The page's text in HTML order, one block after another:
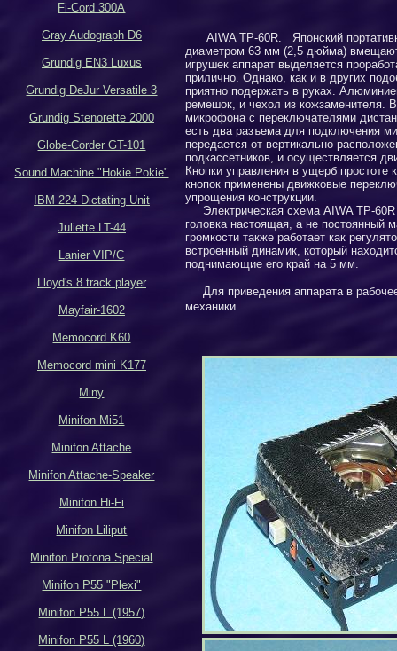
Fi-Cord 300A
Gray Audograph D6
Grundig EN3 Luxus
Grundig DeJur Versatile 3
Grundig Stenorette 2000
Globe-Corder GT-101
Sound Machine "Hokie Pokie"
IBM 224 Dictating Unit
Juliette LT-44
Lanier VIP/C
Lloyd's 8 track player
Mayfair-1602
Memocord K60
Memocord mini K177
Miny
Minifon Mi51
Minifon Attache
Minifon Attache-Speaker
Minifon Hi-Fi
Minifon Liliput
Minifon Protona Special
Minifon P55 "Plexi"
Minifon P55 L (1957)
Minifon P55 L (1960)
AIWA TP-60R. Японский
диаметром 63 мм (2,5 дюйма)
игрушек аппарат выделяется
прилично. Однако, как и в других
приятно подержать в руках.
ремешок, и чехол из кожзаменителя.
микрофона с переключателями
есть два разъема для подключения
передается от вертикально
подкассетников, и осуществляется
Кнопки управления в ущерб
кнопок применены движковые
упрощения конструкции.
Электрическая схема AIWA TP-60R
головка настоящая, а не постоянный
громкости также работает как
встроенный динамик, который
поднимающие его край на 5 мм.
Для приведения аппаратав
механики.